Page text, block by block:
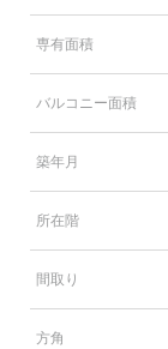
専有面積
バルコニー面積
築年月
所在階
間取り
方角